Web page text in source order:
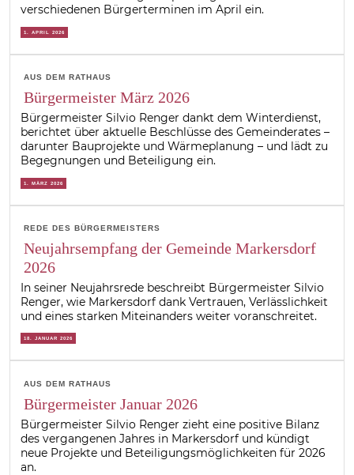
verschiedenen Bürgerterminen im April ein.
1. APRIL 2026
AUS DEM RATHAUS
Bürgermeister März 2026
Bürgermeister Silvio Renger dankt dem Winterdienst,
berichtet über aktuelle Beschlüsse des Gemeinderates –
darunter Bauprojekte und Wärmeplanung – und lädt zu
Begegnungen und Beteiligung ein.
1. MÄRZ 2026
REDE DES BÜRGERMEISTERS
Neujahrsempfang der Gemeinde Markersdorf
2026
In seiner Neujahrsrede beschreibt Bürgermeister Silvio
Renger, wie Markersdorf dank Vertrauen, Verlässlichkeit
und eines starken Miteinanders weiter voranschreitet.
18. JANUAR 2026
AUS DEM RATHAUS
Bürgermeister Januar 2026
Bürgermeister Silvio Renger zieht eine positive Bilanz
des vergangenen Jahres in Markersdorf und kündigt
neue Projekte und Beteiligungsmöglichkeiten für 2026
an.